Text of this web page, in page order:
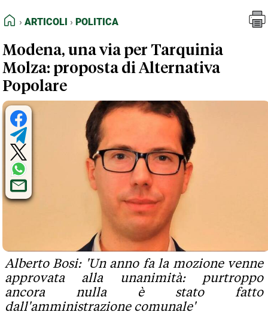
FEED RSS
NORMATIVE DEONTOLOGICHE
TERMINI e CONDIZIONI
HOME
ARTICOLI POLITICA
Modena, una via per Tarquinia
Molza: proposta di Alternativa
Popolare
Alberto Bosi: 'Un anno fa la mozione venne
approvata alla unanimità: purtroppo
ancora nulla è stato fatto
dall'amministrazione comunale'